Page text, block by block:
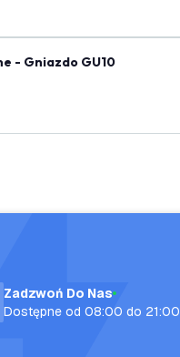
- Gniazdo GU10
Zadzwoń Do Nas
Dostępne od 08:00 do 21:00